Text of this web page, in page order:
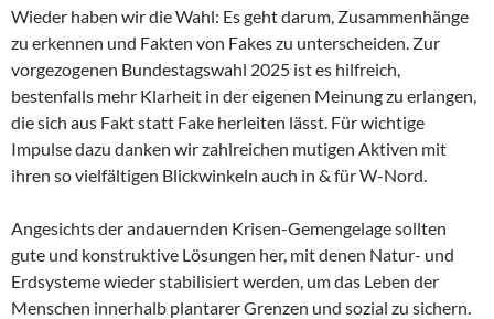
Wieder haben wir die Wahl: Es geht darum, Zusammenhänge
zu erkennen und Fakten von Fakes zu unterscheiden. Zur
vorgezogenen Bundestagswahl 2025 ist es hilfreich,
bestenfalls mehr Klarheit in der eigenen Meinung zu erlangen,
die sich aus Fakt statt Fake herleiten lässt. Für wichtige
Impulse dazu danken wir zahlreichen mutigen Aktiven mit
ihren so vielfältigen Blickwinkeln auch in & für W-Nord.
Angesichts der andauernden Krisen-Gemengelage sollten
gute und konstruktive Lösungen her, mit denen Natur- und
Erdsysteme wieder stabilisiert werden, um das Leben der
Menschen innerhalb plantarer Grenzen und sozial zu sichern.